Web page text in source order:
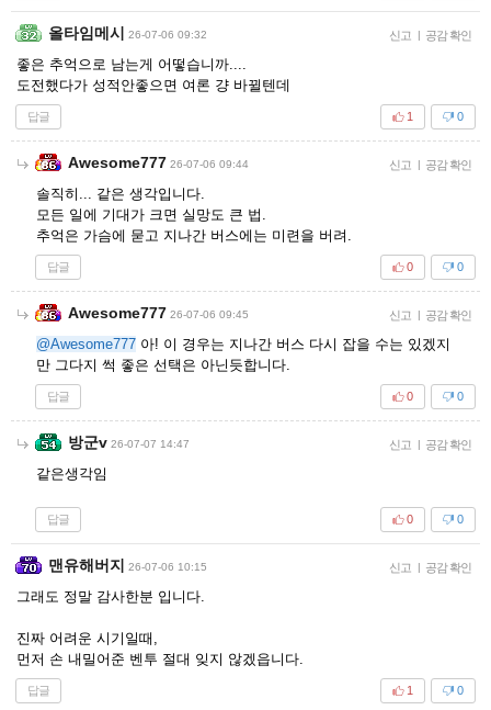
올타임메시 26-07-06 09:32 신고 | 공감 확인
좋은 추억으로 남는게 어떻습니까....
도전했다가 성적안좋으면 여론 걍 바뀔텐데
답글 0
1
Awesome777 26-07-06 09:44 신고 | 공감 확인
솔직히... 같은 생각입니다.
모든 일에 기대가 크면 실망도 큰 법.
추억은 가슴에 묻고 지나간 버스에는 미련을 버려.
답글 0
0
Awesome777 26-07-06 09:45 신고 | 공감 확인
@Awesome777 아! 이 경우는 지나간 버스 다시 잡을 수는 있겠지
만 그다지 썩 좋은 선택은 아닌듯합니다.
답글 0
0
방군v 26-07-07 14:47 신고 | 공감 확인
같은생각임
답글 0
0
맨유해버지 26-07-06 10:15 신고 | 공감 확인
그래도 정말 감사한분 입니다.
진짜 어려운 시기일때,
먼저 손 내밀어준 벤투 절대 잊지 않겠읍니다.
답글 0
1